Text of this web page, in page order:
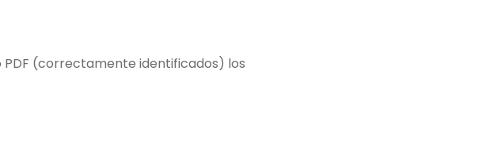
(correctamente identificados) los